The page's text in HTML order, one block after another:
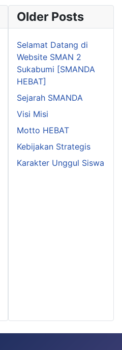
Older Posts
Selamat Datang di
Website SMAN 2
Sukabumi [SMANDA
HEBAT]
Sejarah SMANDA
Visi Misi
Motto HEBAT
Kebijakan Strategis
Karakter Unggul Siswa